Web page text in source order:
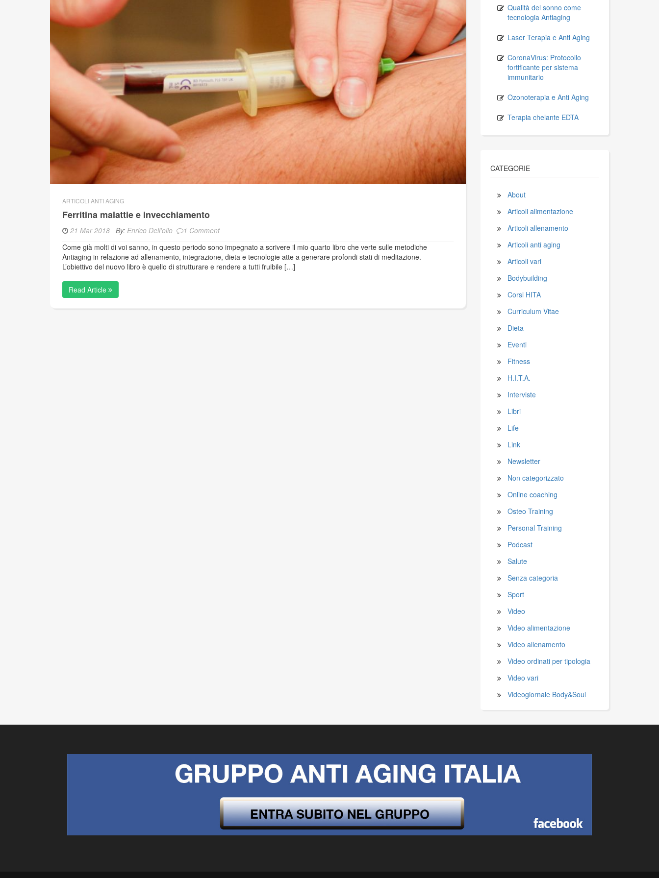
ARTICOLI ANTI AGING
Ferritina malattie e invecchiamento
21 Mar 2018 By: Enrico Dell'olio
1 Comment
Come già molti di voi sanno, in questo periodo sono impegnato a scrivere il mio quarto libro che verte sulle metodiche
Antiaging in relazione ad allenamento, integrazione, dieta e tecnologie atte a generare profondi stati di meditazione.
L’obiettivo del nuovo libro è quello di strutturare e rendere a tutti fruibile […]
Read Article
Qualità del sonno come
tecnologia Antiaging
Laser Terapia e Anti Aging
CoronaVirus: Protocollo
fortificante per sistema
immunitario
Ozonoterapia e Anti Aging
Terapia chelante EDTA
CATEGORIE
About
Articoli alimentazione
Articoli allenamento
Articoli anti aging
Articoli vari
Bodybuilding
Corsi HITA
Curriculum Vitae
Dieta
Eventi
Fitness
H.I.T.A.
Interviste
Libri
Life
Link
Newsletter
Non categorizzato
Online coaching
Osteo Training
Personal Training
Podcast
Salute
Senza categoria
Sport
Video
Video alimentazione
Video allenamento
Video ordinati per tipologia
Video vari
Videogiornale Body&Soul